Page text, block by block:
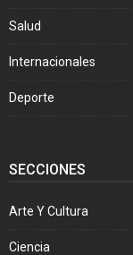
Salud
Internacionales
Deporte
SECCIONES
Arte Y Cultura
Ciencia